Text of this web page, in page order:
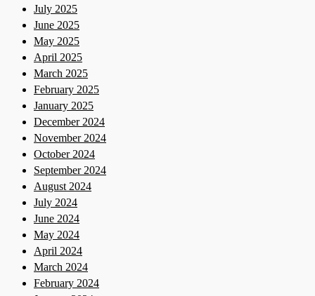
July 2025
June 2025
May 2025
April 2025
March 2025
February 2025
January 2025
December 2024
November 2024
October 2024
September 2024
August 2024
July 2024
June 2024
May 2024
April 2024
March 2024
February 2024